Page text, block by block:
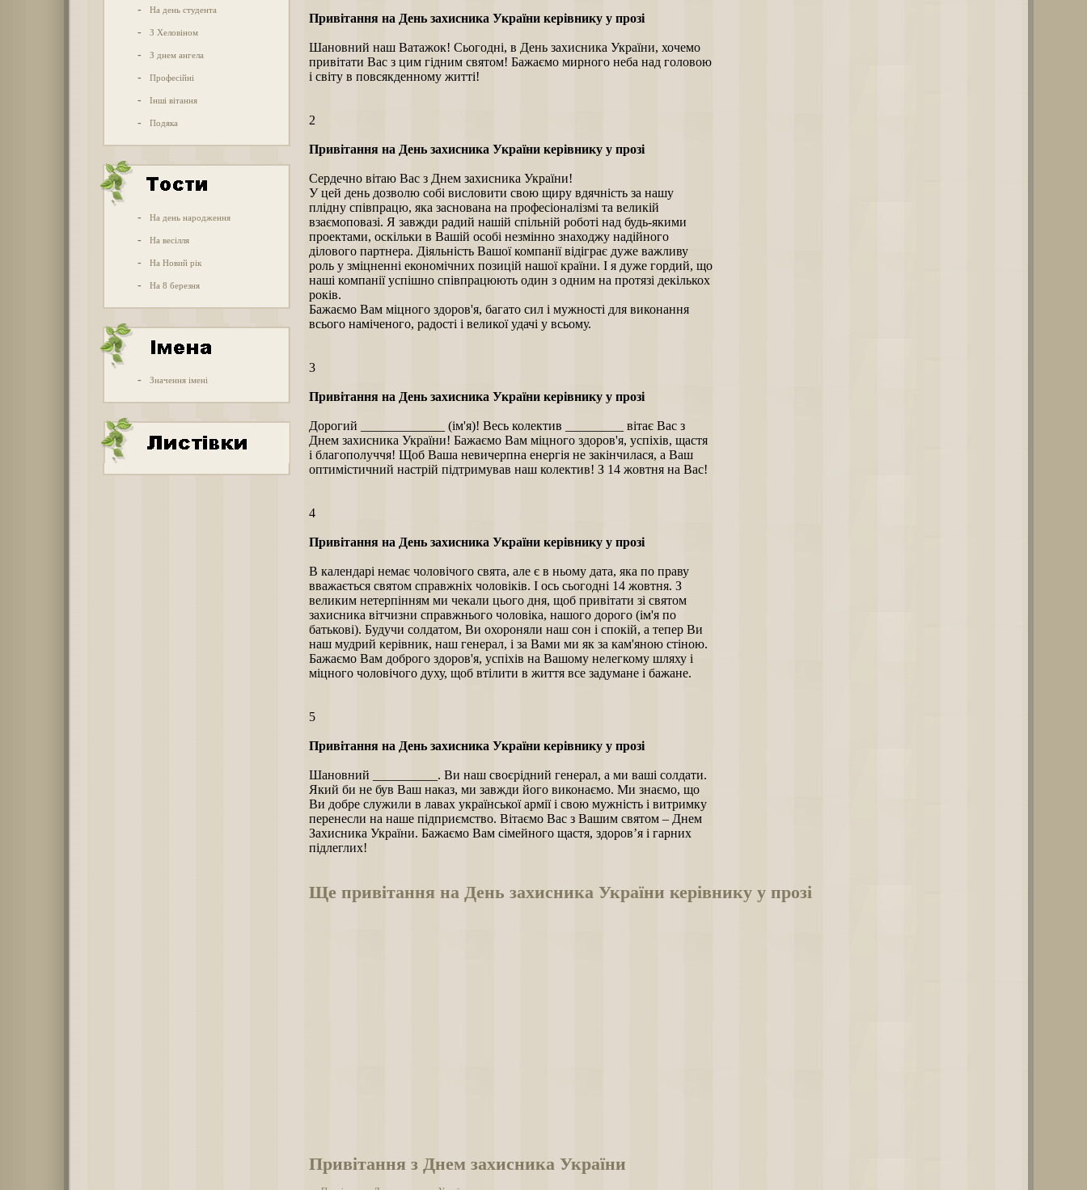
- На день студента
- З Хеловіном
- З днем ангела
- Професійні
- Інші вітання
- Подяка
- На день народження
- На весілля
- На Новий рік
- На 8 березня
- Значення імені
Привітання на День захисника України керівнику у прозі
Шановний наш Ватажок! Сьогодні, в День захисника України, хочемо
привітати Вас з цим гідним святом! Бажаємо мирного неба над головою
і світу в повсякденному житті!
2
Привітання на День захисника України керівнику у прозі
Сердечно вітаю Вас з Днем захисника України!
У цей день дозволю собі висловити свою щиру вдячність за нашу
плідну співпрацю, яка заснована на професіоналізмі та великій
взаємоповазі. Я завжди радий нашій спільній роботі над будь-якими
проектами, оскільки в Вашій особі незмінно знаходжу надійного
ділового партнера. Діяльність Вашої компанії відіграє дуже важливу
роль у зміцненні економічних позицій нашої країни. І я дуже гордий, що
наші компанії успішно співпрацюють один з одним на протязі декількох
років.
Бажаємо Вам міцного здоров'я, багато сил і мужності для виконання
всього наміченого, радості і великої удачі у всьому.
3
Привітання на День захисника України керівнику у прозі
Дорогий _____________ (ім'я)! Весь колектив _________ вітає Вас з
Днем захисника України! Бажаємо Вам міцного здоров'я, успіхів, щастя
і благополуччя! Щоб Ваша невичерпна енергія не закінчилася, а Ваш
оптимістичний настрій підтримував наш колектив! З 14 жовтня на Вас!
4
Привітання на День захисника України керівнику у прозі
В календарі немає чоловічого свята, але є в ньому дата, яка по праву
вважається святом справжніх чоловіків. І ось сьогодні 14 жовтня. З
великим нетерпінням ми чекали цього дня, щоб привітати зі святом
захисника вітчизни справжнього чоловіка, нашого дорого (ім'я по
батькові). Будучи солдатом, Ви охороняли наш сон і спокій, а тепер Ви
наш мудрий керівник, наш генерал, і за Вами ми як за кам'яною стіною.
Бажаємо Вам доброго здоров'я, успіхів на Вашому нелегкому шляху і
міцного чоловічого духу, щоб втілити в життя все задумане і бажане.
5
Привітання на День захисника України керівнику у прозі
Шановний __________. Ви наш своєрідний генерал, а ми ваші солдати.
Який би не був Ваш наказ, ми завжди його виконаємо. Ми знаємо, що
Ви добре служили в лавах української армії і свою мужність і витримку
перенесли на наше підприємство. Вітаємо Вас з Вашим святом – Днем
Захисника України. Бажаємо Вам сімейного щастя, здоров’я і гарних
підлеглих!
Ще привітання на День захисника України керівнику у прозі
Привітання з Днем захисника України